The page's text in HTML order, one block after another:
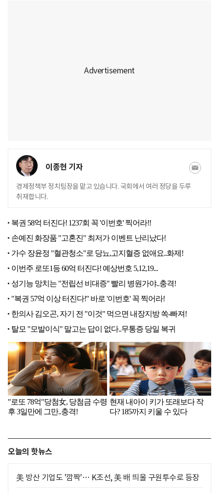
이종현 기자
경제정책부 정치팀장을 맡고 있습니다. 국회에서 여러 정당을 두루
취재합니다.
오늘의 핫뉴스
美 방산 기업도 '깜짝'… K조선, 美 배 띄울 구원투수로 등장